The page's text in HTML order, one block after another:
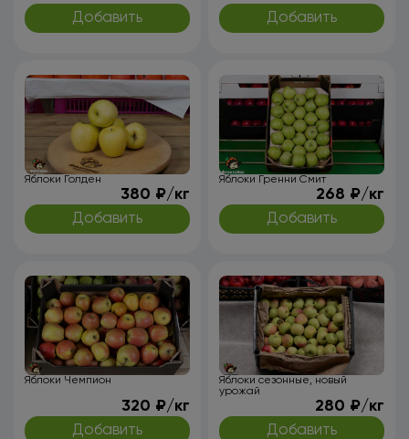
Добавить Добавить
Яблоки Голден
380 ₽/кг
Добавить
Яблоки Гренни Смит
268 ₽/кг
Добавить
Яблоки Чемпион
320 ₽/кг
Добавить
Яблоки сезонные, новый
урожай
280 ₽/кг
Добавить